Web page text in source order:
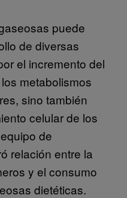
puede
de diversas
el incremento del
metabolismos
sino también
celular de los
de
relación entre la
y el consumo
dietéticas.